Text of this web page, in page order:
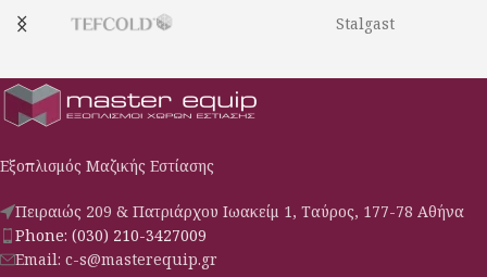
Stalgast
Εξοπλισμός Μαζικής Εστίασης
Πειραιώς 209 & Πατριάρχου Ιωακείμ 1, Ταύρος, 177-78 Αθήνα
Phone: (030) 210-3427009
Email: c-s@masterequip.gr